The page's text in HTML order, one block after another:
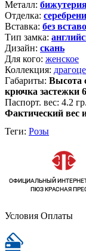
Металл:
Отделка:
Вставка: без
Тип замка:
Дизайн: скань
Для кого: женское
Коллекция:
Габариты: Высота
крючка застежки
Паспорт. вес: 4.2 гр.
Фактический вес
Теги: Розы
Условия Оплаты